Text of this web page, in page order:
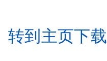
转到主页下载